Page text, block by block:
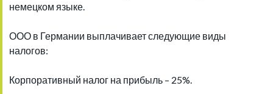
немецком языке.
ООО в Германии выплачивает следующие виды
налогов:
Корпоративный налог на прибыль – 25%.